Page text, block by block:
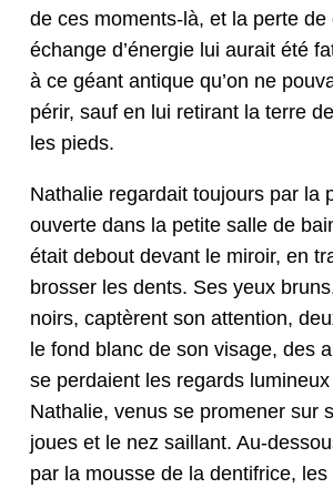
de ces moments-là, et la perte de
échange d’én­ergie lui aurait été
à ce géant antique qu’on ne
périr, sauf en lui reti­rant la terre
les pieds.
Nathalie regar­dait tou­jours par la
ouverte dans la petite salle de
était debout devant le miroir, en
bross­er les dents. Ses yeux
noirs, cap­tèrent son atten­tion,
le fond blanc de son vis­age, des
se per­daient les regards
Nathalie, venus se promen­er sur
joues et le nez sail­lant. Au-
par la mousse de la den­ti­frice, les